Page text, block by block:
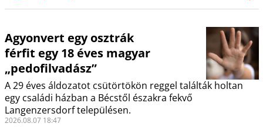
Agyonvert egy osztrák
férfit egy 18 éves magyar
„pedofilvadász”
A 29 éves áldozatot csütörtökön reggel találták holtan
egy családi házban a Bécstől északra fekvő
Langenzersdorf településen.
2026.08.07 18:47